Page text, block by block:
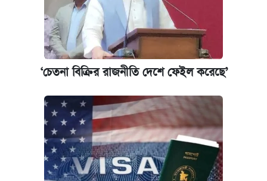
‘চেতনা বিক্রির রাজনীতি দেশে ফেইল করেছে’